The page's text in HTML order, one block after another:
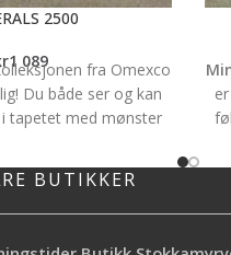
2500
1 089
fra Omexco
Du både ser og kan
tapetet med mønster
gir et unikt preg på
interiør. Vi sier bare -
metervis og har en
BUTIKKER